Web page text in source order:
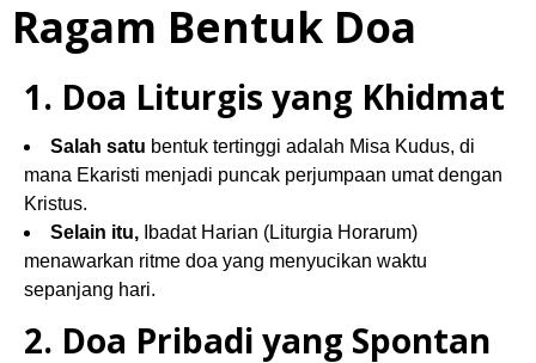
1. Doa Liturgis yang Khidmat
Salah satu
bentuk tertinggi adalah Misa Kudus, di
Kristus.
Selain itu, Ibadat Harian (Liturgia Horarum)
menawarkan ritme doa yang menyucikan waktu
sepanjang hari.
2. Doa Pribadi yang Spontan
Bagi banyak orang, doa spontan menjadi sarana